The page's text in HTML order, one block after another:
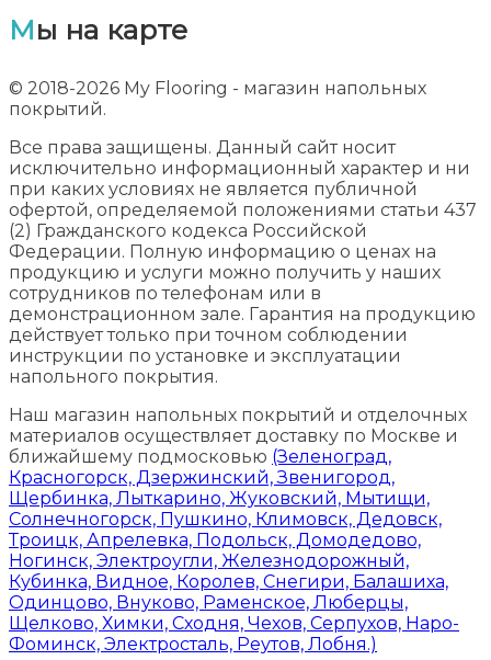
Мы на карте
© 2018-2026 My Flooring - магазин напольных
покрытий.
Все права защищены. Данный сайт носит
исключительно информационный характер и ни
при каких условиях не является публичной
офертой, определяемой положениями статьи 437
(2) Гражданского кодекса Российской
Федерации. Полную информацию о ценах на
продукцию и услуги можно получить у наших
сотрудников по телефонам или в
демонстрационном зале. Гарантия на продукцию
действует только при точном соблюдении
инструкции по установке и эксплуатации
напольного покрытия.
Наш магазин напольных покрытий и отделочных
материалов осуществляет доставку по Москве и
ближайшему подмосковью (Зеленоград,
Красногорск, Дзержинский, Звенигород,
Щербинка, Лыткарино, Жуковский, Мытищи,
Солнечногорск, Пушкино, Климовск, Дедовск,
Троицк, Апрелевка, Подольск, Домодедово,
Ногинск, Электроугли, Железнодорожный,
Кубинка, Видное, Королев, Снегири, Балашиха,
Одинцово, Внуково, Раменское, Люберцы,
Щелково, Химки, Сходня, Чехов, Серпухов, Наро-
Фоминск, Электросталь, Реутов, Лобня.)